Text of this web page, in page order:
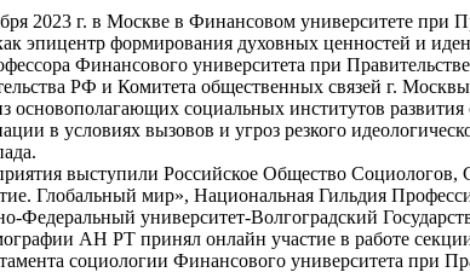
2023 г. в Москве в Финансовом университете
эпицентр формирования духовных ценностей и
Финансового университета при
РФ и Комитета общественных связей г.
основополагающих социальных институтов
в условиях вызовов и угроз резкого
выступили Российское Общество
Глобальный мир», Национальная Гильдия
Федеральный университет-Волгоградский
АН РТ принял онлайн участие в работе
социологии Финансового университета при